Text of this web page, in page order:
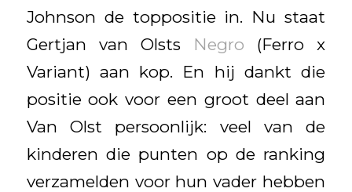
Johnson de toppositie in. Nu staat
Gertjan van Olsts Negro (Ferro x
Variant) aan kop. En hij dankt die
positie ook voor een groot deel aan
Van Olst persoonlijk: veel van de
kinderen die punten op de ranking
verzamelden voor hun vader hebben